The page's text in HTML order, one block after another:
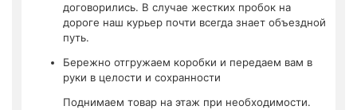
договорились. В случае жестких пробок на
дороге наш курьер почти всегда знает объездной
путь.
Бережно отгружаем коробки и передаем вам в
руки в целости и сохранности
Поднимаем товар на этаж при необходимости.